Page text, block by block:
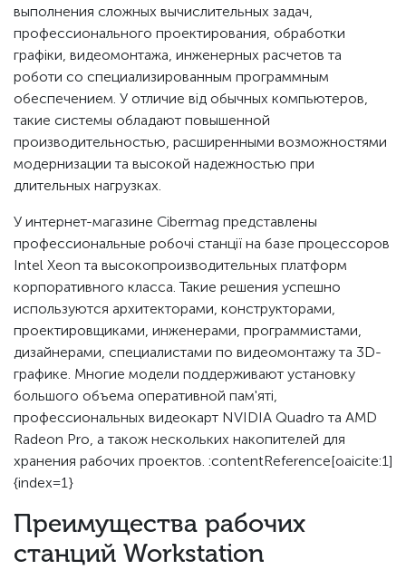
выполнения сложных вычислительных задач,
профессионального проектирования, обработки
графіки, видеомонтажа, инженерных расчетов та
роботи со специализированным программным
обеспечением. У отличие від обычных компьютеров,
такие системы обладают повышенной
производительностью, расширенными возможностями
модернизации та высокой надежностью при
длительных нагрузках.
У интернет-магазине Cibermag представлены
профессиональные робочі станції на базе процессоров
Intel Xeon та высокопроизводительных платформ
корпоративного класса. Такие решения успешно
используются архитекторами, конструкторами,
проектировщиками, инженерами, программистами,
дизайнерами, специалистами по видеомонтажу та 3D-
графике. Многие модели поддерживают установку
большого объема оперативной пам'яті,
профессиональных видеокарт NVIDIA Quadro та AMD
Radeon Pro, а також нескольких накопителей для
хранения рабочих проектов. :contentReference[oaicite:1]
{index=1}
Преимущества рабочих
станций Workstation